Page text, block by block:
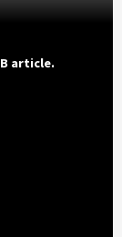
article.